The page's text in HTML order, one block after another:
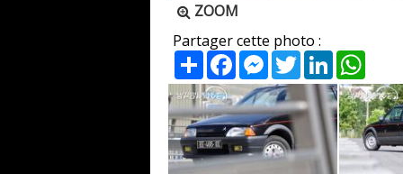
ZOOM
Partager cette photo :
PartagerFacebookMessenger
TwitterLinkedIn